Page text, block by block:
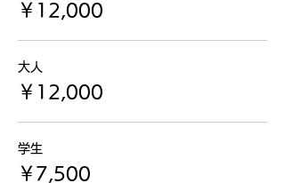
￥12,000
大人
￥12,000
学生
￥7,500